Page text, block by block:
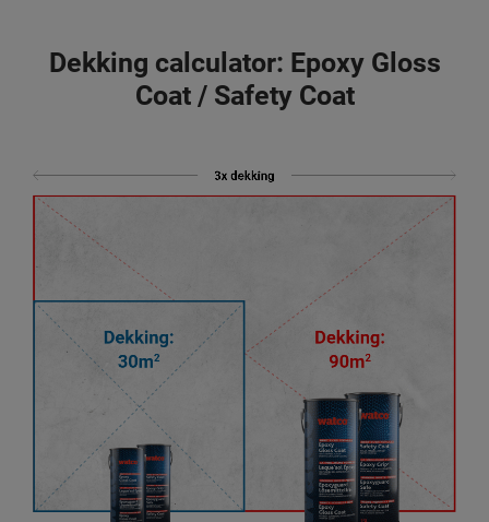
Dekking calculator: Epoxy Gloss
Coat / Safety Coat